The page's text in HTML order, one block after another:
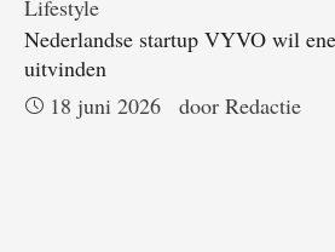
Lifestyle
Nederlandse startup VYVO wil
uitvinden
18 juni 2026
door Redactie